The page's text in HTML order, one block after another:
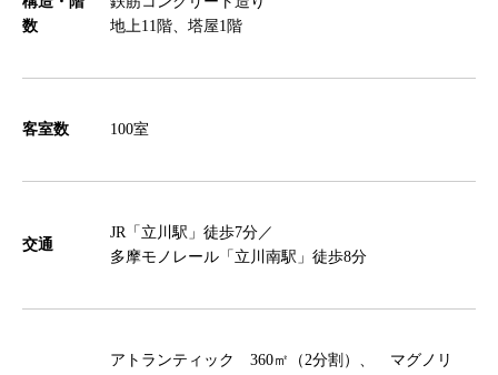
数
地上11階、塔屋1階
客室数 100室
交通
JR「立川駅」徒歩7分／
多摩モノレール「立川南駅」徒歩8分
アトランティック 360㎡（2分割）、 マグノリ